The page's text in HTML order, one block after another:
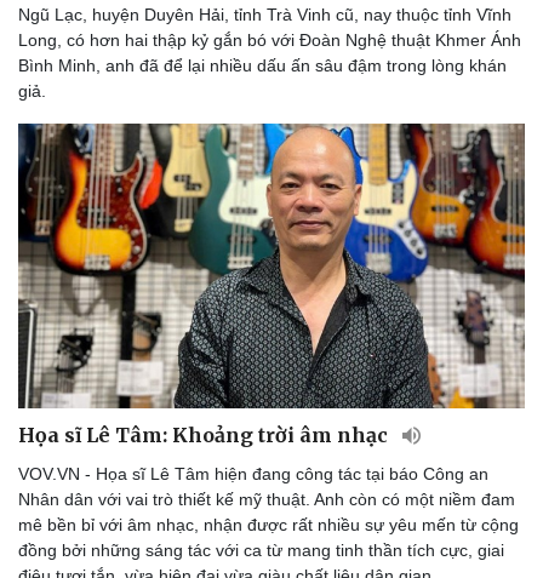
Ngũ Lạc, huyện Duyên Hải, tỉnh Trà Vinh cũ, nay thuộc tỉnh Vĩnh
Long, có hơn hai thập kỷ gắn bó với Đoàn Nghệ thuật Khmer Ánh
Bình Minh, anh đã để lại nhiều dấu ấn sâu đậm trong lòng khán
giả.
Họa sĩ Lê Tâm: Khoảng trời âm nhạc
VOV.VN - Họa sĩ Lê Tâm hiện đang công tác tại báo Công an
Nhân dân với vai trò thiết kế mỹ thuật. Anh còn có một niềm đam
mê bền bỉ với âm nhạc, nhận được rất nhiều sự yêu mến từ cộng
đồng bởi những sáng tác với ca từ mang tinh thần tích cực, giai